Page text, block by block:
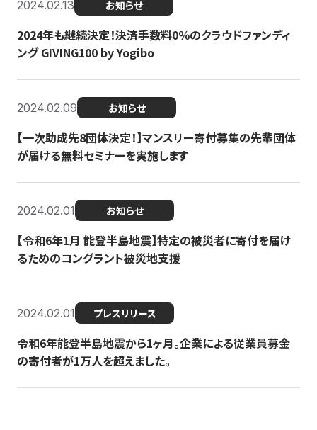
2024.02.13 お知らせ
2024年も継続決定！決済手数料0％のクラウドファンディ
ング GIVING100 by Yogibo
2024.02.09 お知らせ
【一次助成先8団体決定！】マンスリー寄付募集の先輩団体
が届ける無料セミナーを実施します
2024.02.01 お知らせ
【令和6年1月 能登半島地震】特定の被災者に寄付を届け
るためのコングラント被災地支援
2024.02.01 プレスリリース
令和6年能登半島地震から1ヶ月。企業による従業員募金
の寄付者が1万人を超えました。